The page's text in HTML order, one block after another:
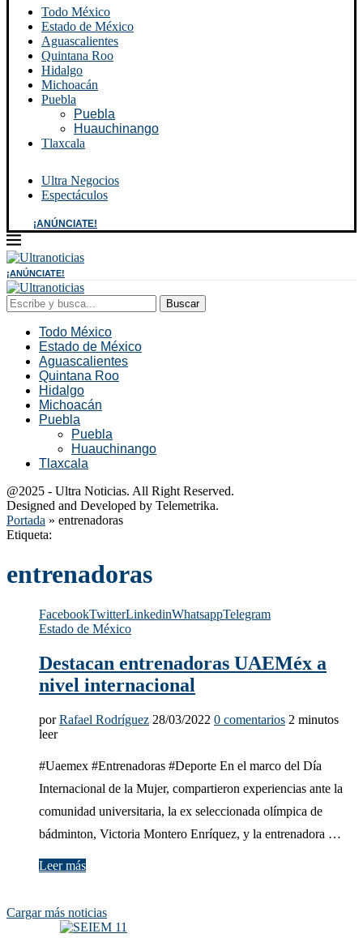
Todo México
Estado de México
Aguascalientes
Quintana Roo
Hidalgo
Michoacán
Puebla
Puebla
Huauchinango
Tlaxcala
Ultra Negocios
Espectáculos
¡ANÚNCIATE!
¡ANÚNCIATE!
Buscar
Todo México
Estado de México
Aguascalientes
Quintana Roo
Hidalgo
Michoacán
Puebla
Puebla
Huauchinango
Tlaxcala
@2025 - Ultra Noticias. All Right Reserved.
Designed and Developed by Telemetrika.
Portada » entrenadoras
Etiqueta:
entrenadoras
FacebookTwitterLinkedinWhatsappTelegram
Estado de México
Destacan entrenadoras UAEMéx a
nivel internacional
porRafael Rodríguez 28/03/2022 0 comentarios 2 minutos
leer
#Uaemex #Entrenadoras #Deporte En el marco del Día
Internacional de la Mujer, compartieron experiencias ante la
comunidad universitaria, la ex seleccionada olímpica de
bádminton, Victoria Montero Enríquez, y la entrenadora …
Leer más
Cargar más noticias